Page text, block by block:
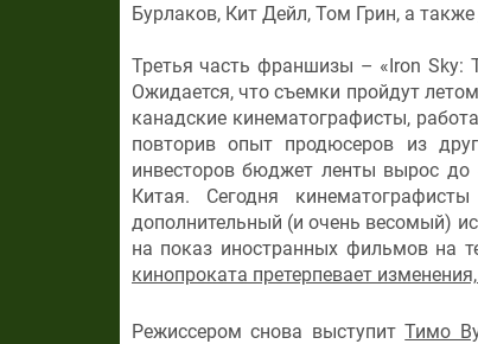
Бурлаков, Кит Дейл, Том Грин, а также
Третья часть франшизы – «Iron Sky:
Ожидается, что съемки пройдут
канадские кинематографисты,
повторив опыт продюсеров из
инвесторов бюджет ленты вырос
Китая. Сегодня
дополнительный (и очень весомый)
на показ иностранных фильмов на
кинопроката претерпевает
Режиссером снова выступитТимо